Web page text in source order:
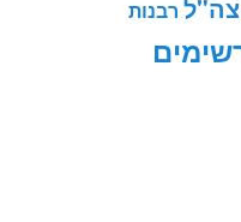
צה"ל רבנות